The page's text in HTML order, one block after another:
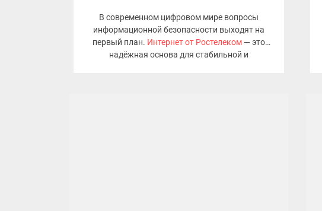
В современном цифровом мире вопросы
информационной безопасности выходят на
первый план. Интернет от Ростелеком— это
надёжная основа для стабильной и